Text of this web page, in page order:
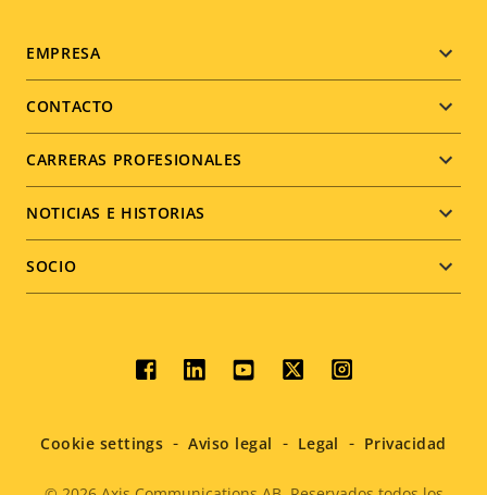
Footer
menu
EMPRESA
CONTACTO
CARRERAS PROFESIONALES
NOTICIAS E HISTORIAS
SOCIO
Social
menu
Cookie settings Aviso legal Legal Privacidad